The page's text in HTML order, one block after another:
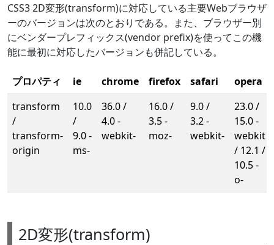
CSS3 2D変形(transform)に対応している主要Webブラウザ
ーのバージョンは次のとおりである。また、ブラウザー別
にベンダープレフィックス(vendor prefix)を使ってこの機
能に最初に対応したバージョンも併記している。
プロパティ ie chrome firefox safari
opera
transform
/
transform-
origin
10.0
/
9.0 -
ms-
36.0 /
4.0 -
webkit-
16.0 /
3.5 -
moz-
9.0 /
3.2 -
webkit-
23.0 /
15.0 -
webkit
/ 12.1 /
10.5 -
o-
2D変形(transform)